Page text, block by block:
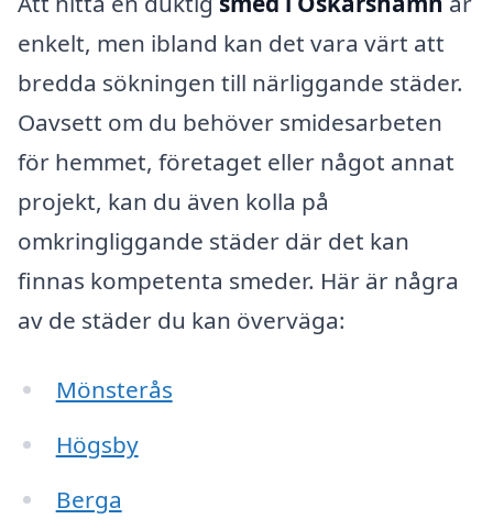
enkelt, men ibland kan det vara värt att
bredda sökningen till närliggande städer.
Oavsett om du behöver smidesarbeten
för hemmet, företaget eller något annat
projekt, kan du även kolla på
omkringliggande städer där det kan
finnas kompetenta smeder. Här är några
av de städer du kan överväga:
Mönsterås
Högsby
Berga